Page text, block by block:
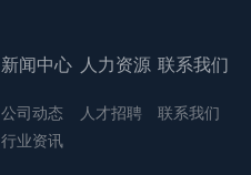
新闻中心
公司动态
行业资讯
人力资源
人才招聘
联系我们
联系我们